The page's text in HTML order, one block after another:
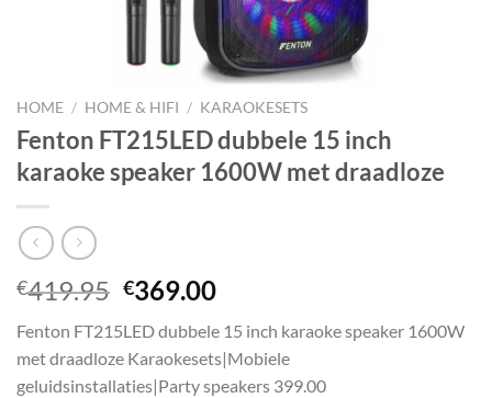
HOME / HOME & HIFI / KARAOKESETS
Fenton FT215LED dubbele 15 inch
karaoke speaker 1600W met draadloze
€419.95 Oorspronkelijke
was:
€419.95.
€369.00Huidige
is:
€369.00.
Fenton FT215LED dubbele 15 inch karaoke speaker 1600W
met draadloze Karaokesets|Mobiele
geluidsinstallaties|Party speakers 399.00